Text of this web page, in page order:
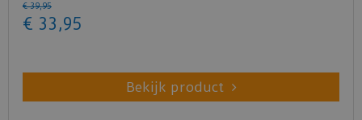
€ 39,95
€ 33 ,95
Bekijk product